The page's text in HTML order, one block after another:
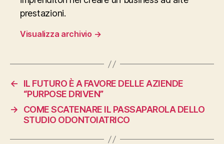
prestazioni.
Visualizza archivio →
←
IL FUTURO È A FAVORE DELLE AZIENDE
“PURPOSE DRIVEN”
→
COME SCATENARE IL PASSAPAROLA DELLO
STUDIO ODONTOIATRICO